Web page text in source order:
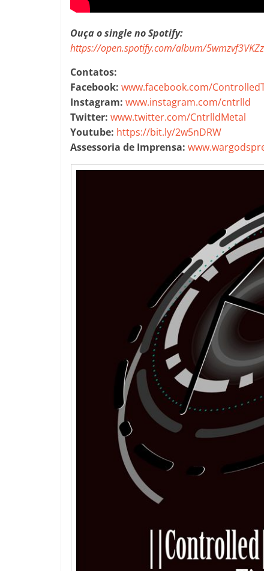
Ouça o single no Spotify:
https://open.spotify.com/album/
Contatos:
Facebook: www.facebook.com/
Instagram: www.instagram.com/cntrlld
Twitter: www.twitter.com/CntrlldMetal
Youtube: https://bit.ly/2w5nDRW
Assessoria de Imprensa: